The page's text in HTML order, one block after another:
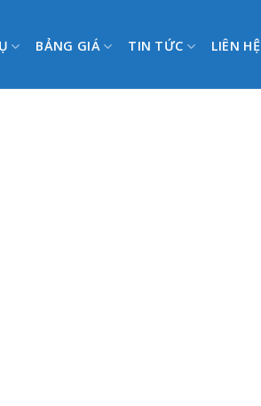
BẢNG GIÁ TIN TỨC LIÊN HỆ